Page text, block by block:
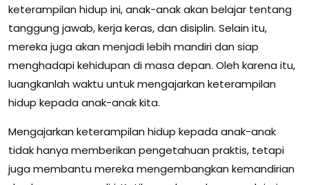
keterampilan hidup ini, anak-anak akan belajar tentang
tanggung jawab, kerja keras, dan disiplin. Selain itu,
mereka juga akan menjadi lebih mandiri dan siap
menghadapi kehidupan di masa depan. Oleh karena itu,
luangkanlah waktu untuk mengajarkan keterampilan
hidup kepada anak-anak kita.
Mengajarkan keterampilan hidup kepada anak-anak
tidak hanya memberikan pengetahuan praktis, tetapi
juga membantu mereka mengembangkan kemandirian